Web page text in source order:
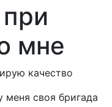
при
мне
качество
меня своя бригада